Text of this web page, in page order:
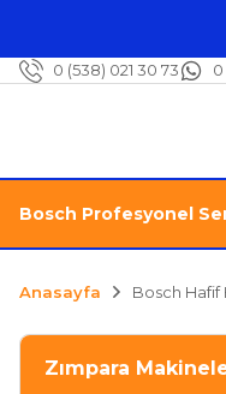
0 (538) 021 30 73 0
Bosch Profesyonel
Anasayfa Bosch Hafif
Zımpara